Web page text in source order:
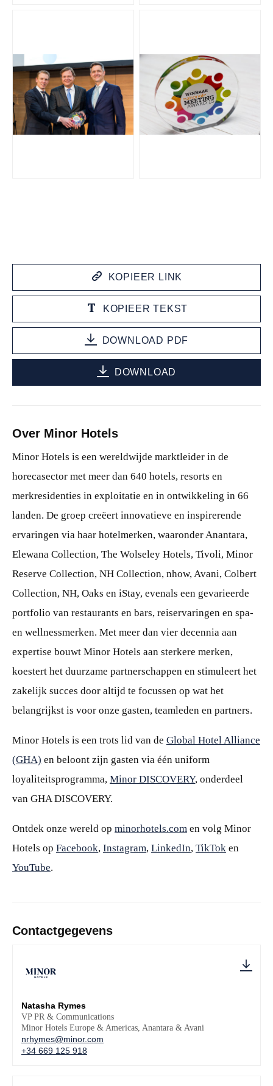
KOPIEER LINK
KOPIEER TEKST
DOWNLOAD PDF
DOWNLOAD
Over Minor Hotels
Minor Hotels is een wereldwijde marktleider in de
horecasector met meer dan 640 hotels, resorts en
merkresidenties in exploitatie en in ontwikkeling in 66
landen. De groep creëert innovatieve en inspirerende
ervaringen via haar hotelmerken, waaronder Anantara,
Elewana Collection, The Wolseley Hotels, Tivoli, Minor
Reserve Collection, NH Collection, nhow, Avani, Colbert
Collection, NH, Oaks en iStay, evenals een gevarieerde
portfolio van restaurants en bars, reiservaringen en spa-
en wellnessmerken. Met meer dan vier decennia aan
expertise bouwt Minor Hotels aan sterkere merken,
koestert het duurzame partnerschappen en stimuleert het
zakelijk succes door altijd te focussen op wat het
belangrijkst is voor onze gasten, teamleden en partners.
Minor Hotels is een trots lid van de Global Hotel Alliance
(GHA) en beloont zijn gasten via één uniform
loyaliteitsprogramma, Minor DISCOVERY, onderdeel
van GHA DISCOVERY.
Ontdek onze wereld op minorhotels.com en volg Minor
Hotels op Facebook, Instagram, LinkedIn, TikTok en
YouTube.
Contactgegevens
Natasha Rymes
VP PR & Communications
Minor Hotels Europe & Americas, Anantara & Avani
nrhymes@minor.com
+34 669 125 918